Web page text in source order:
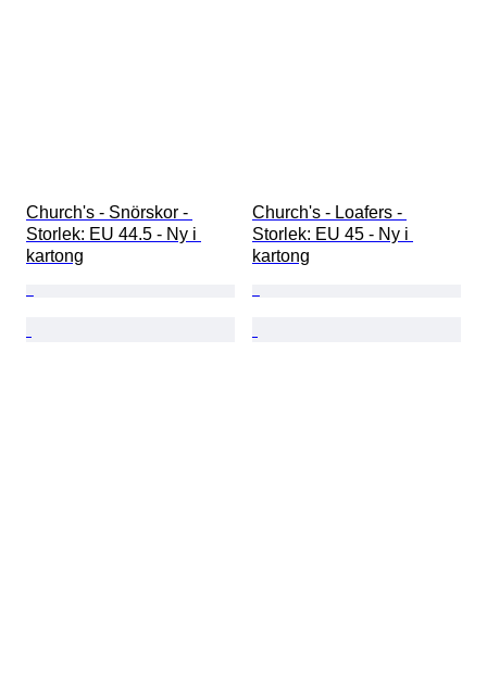
Church's - Snörskor -
Storlek: EU 44.5 - Ny i
kartong
Church's - Loafers -
Storlek: EU 45 - Ny i
kartong